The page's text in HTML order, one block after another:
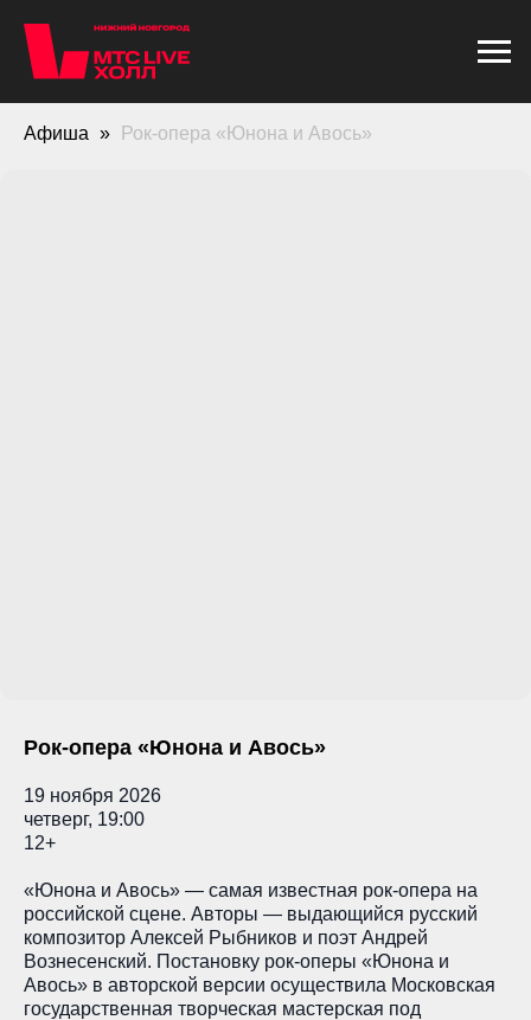
Афиша Рок-опера «Юнона и Авось»
Рок-опера «Юнона и Авось»
19 ноября 2026
четверг, 19:00
12+
«Юнона и Авось» — самая известная рок-опера на
российской сцене. Авторы — выдающийся русский
композитор Алексей Рыбников и поэт Андрей
Вознесенский. Постановку рок-оперы «Юнона и
Авось» в авторской версии осуществила Московская
государственная творческая мастерская под